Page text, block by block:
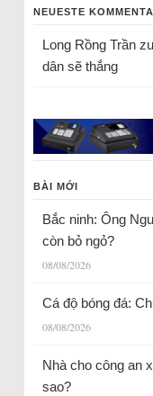
NEUESTE
Long Rồng Trầnzu
dân sẽ thắng
BÀI MỚI
Bắc ninh: Ông
còn bỏ ngỏ?
08/08/2026
Cá độ bóng đá:
08/08/2026
Nhà cho công an
sao?